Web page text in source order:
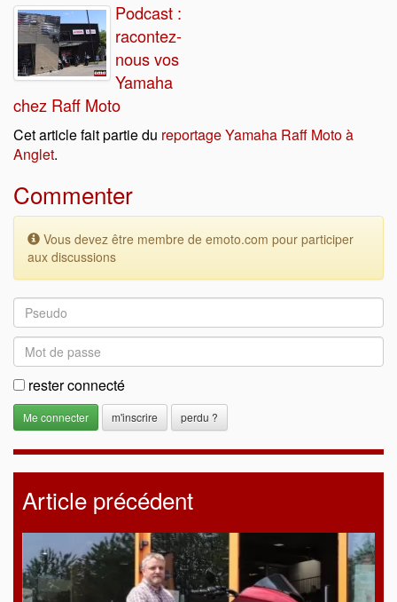
Podcast :
racontez-
nous vos
Yamaha
chez Raff Moto
Cet article fait partie du reportage Yamaha Raff Moto à
Anglet.
Commenter
Vous devez être membre de emoto.com pour participer
aux discussions
rester connecté
m'inscrire perdu ?
Article précédent